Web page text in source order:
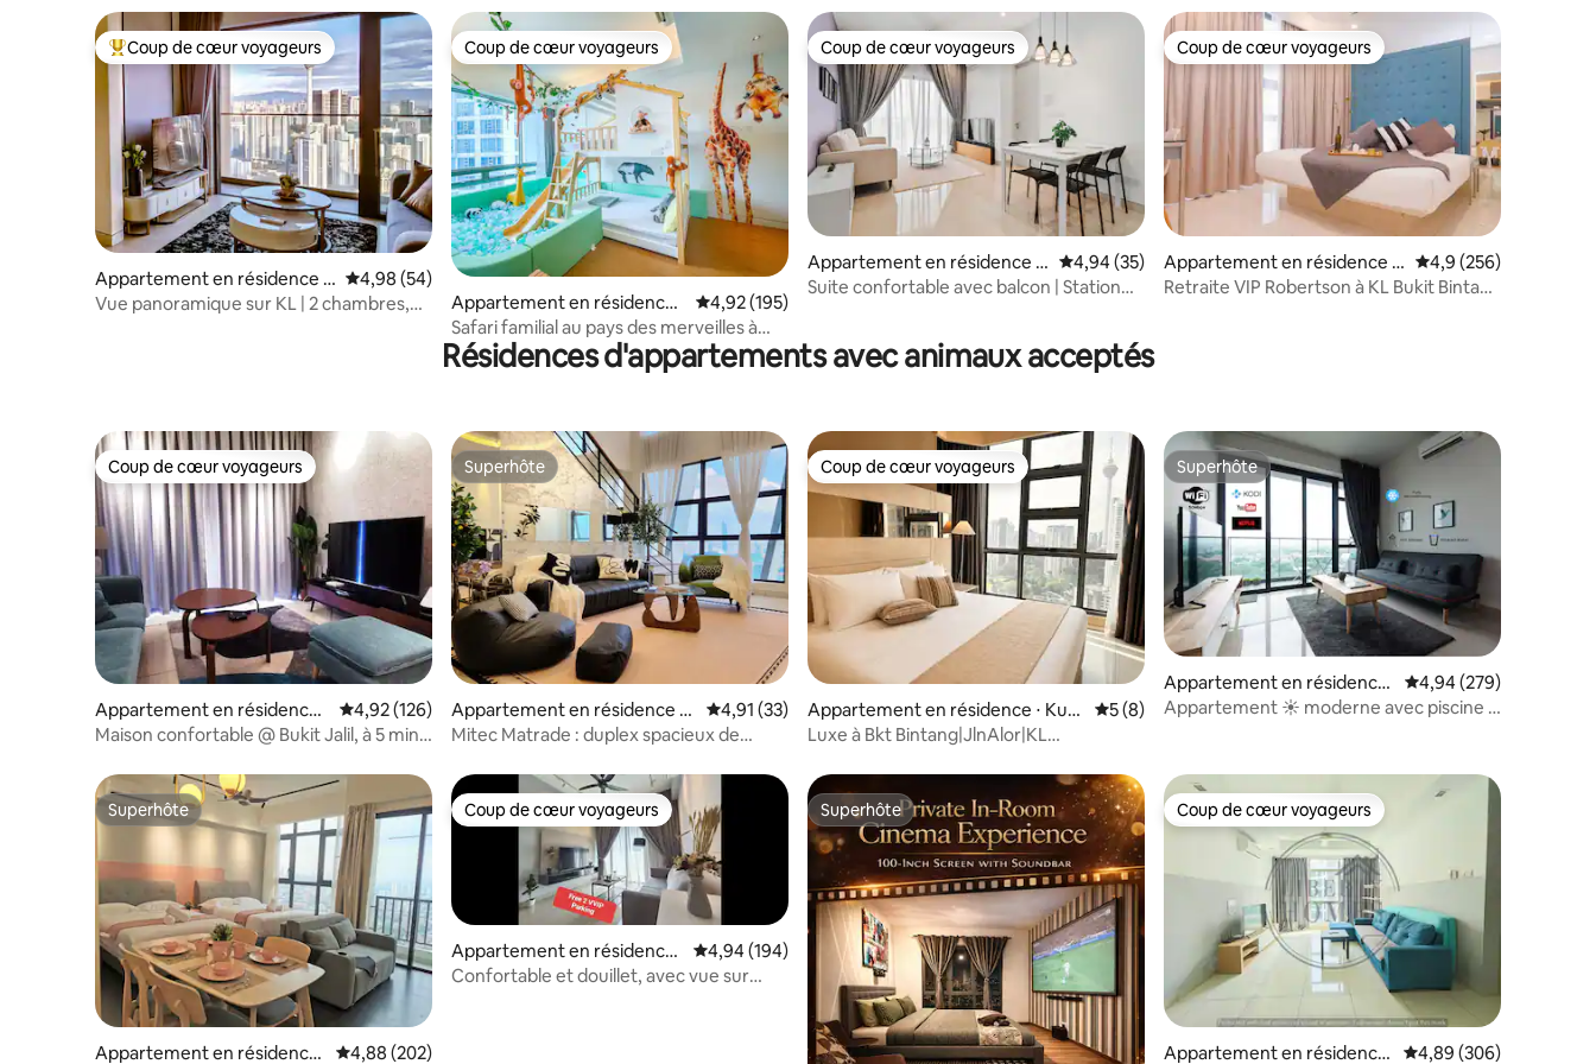
Coups de cœur voyageurs les plus appréciés
Coup de cœur voyageurs
Appartement en résidence ⋅
Kuala Lumpur
Évaluation moyenne sur la base de 54 commentaires : 4,98 sur 5
4,98 (54)
Vue panoramique sur KL | 2 chambres,
Coup de cœur voyageurs
Coup de cœur voyageurs
Appartement en résidence ⋅
Bukit Bintang
Évaluation moyenne sur la base de 195 commentaires : 4,92 sur 5
4,92 (195)
Safari familial au pays des merveilles à
Kuala Lumpur, Bukit Bintang
Coup de cœur voyageurs
Coup de cœur voyageurs
Appartement en résidence ⋅
Kuala Lumpur
Évaluation moyenne sur la base de 35 commentaires : 4,94 sur 5
4,94 (35)
Suite confortable avec balcon | Station
Coup de cœur voyageurs
Coup de cœur voyageurs
Appartement en résidence ⋅
Kuala Lumpur
Évaluation moyenne
4,9 (256)
Retraite VIP Robertson à KL Bukit Bintang
Résidences d'appartements avec animaux acceptés
Coup de cœur voyageurs
Coup de cœur voyageurs
Appartement en résidence ⋅
Kuala Lumpur
Évaluation moyenne sur la base de 126 commentaires : 4,92 sur 5
4,92 (126)
Maison confortable @ Bukit Jalil, à 5 min
Superhôte
Superhôte
Appartement en résidence ⋅
Segambut
Évaluation moyenne sur la base de 33 commentaires : 4,91 sur 5
4,91 (33)
Mitec Matrade : duplex spacieux de
parking
Coup de cœur voyageurs
Coup de cœur voyageurs
Appartement en résidence ⋅ Kual
a Lumpur
Évaluation moyenne sur la base de 8 commentaires : 5 sur 5
5 (8)
Luxe à Bkt Bintang|JlnAlor|KL
Superhôte
Superhôte
Appartement en résidence
⋅ Kuala Lumpur
Évaluation moyenne
4,94 (279)
Appartement ☀ moderne avec piscine à
Superhôte
Superhôte
Appartement en résidence
Évaluation moyenne sur la base de 202 commentaires : 4,88 sur 5
4,88 (202)
Coup de cœur voyageurs
Coup de cœur voyageurs
Appartement en résidence
⋅ Kuala Lumpur
Évaluation moyenne sur la base de 194 commentaires : 4,94 sur 5
4,94 (194)
Confortable et douillet, avec vue sur
Superhôte
Superhôte Coup de cœur voyageurs
Coup de cœur voyageurs
Appartement en résidence
Évaluation moyenne
4,89 (306)